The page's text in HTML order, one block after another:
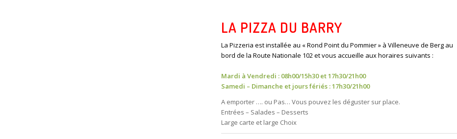
LA PIZZA DU BARRY
La Pizzeria est installée au « Rond Point du Pommier » à Villeneuve de Berg au
bord de la Route Nationale 102 et vous accueille aux horaires suivants :
Mardi à Vendredi : 08h00/15h30 et 17h30/21h00
Samedi – Dimanche et jours fériés : 17h30/21h00
A emporter …. ou Pas… Vous pouvez les déguster sur place.
Entrées – Salades – Desserts
Large carte et large Choix